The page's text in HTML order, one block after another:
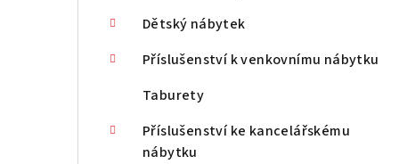
Dětský nábytek
Příslušenství k venkovnímu nábytku
Taburety
Příslušenství ke kancelářskému
nábytku